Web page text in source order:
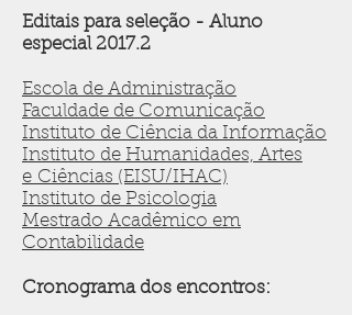
Editais para seleção - Aluno
especial 2017.2
Escola de Administração
Faculdade de Comunicação
Instituto de Ciência da Informação
Instituto de Humanidades, Artes
e Ciências (EISU/IHAC)
Instituto de Psicologia
Mestrado Acadêmico em
Contabilidade
Cronograma dos encontros: